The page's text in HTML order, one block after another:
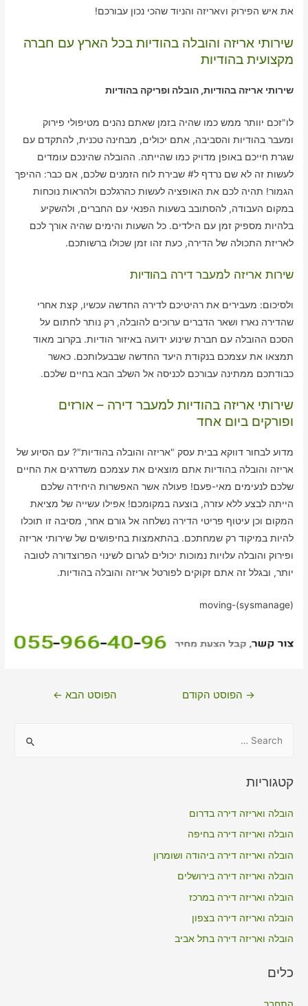
את איש הפירוק וvאריזה והניוד שהכי נכון עבורכם!
שירותי אריזה והובלה בהודיות בכל הארץ עם חברה
מקצועית בהודיות
שירותי אריזה בהודיות, הובלה ופריקה בהודיות
לו"זכם יוותר ממש כמו שהיה בזמן שאתם נהנים מטיפולי פירוק
ומעבר בהודיות והסביבה, אתם יכולים, מבחינה טכנית, להתקדם עם
שגרת חייכם באופן מדויק כמו שהייתה. ההובלה שהינכם עומדים
לעשות זה לא שם נרדף ל# שבירת לוח הזמנים שלכם, אם כבר: ההיפך
הגמור! תהיה לכם את האופציה לעשות כהרגלכם ולהראות נוכחות
במקום העבודה, להסתובב בשעות הפנאי עם החברים, ולהשקיע
בלהיות מספיק זמן עם הילדים. כל השעות והימים שהיה אורך לכם
לאריזת התכולה של הדירה, כעת זהו זמן שכולו ברשותכם.
שירות אריזה למעבר דירה בהודיות
ולסיכום: מעבירים את רהיטיכם לדירה החדשה עכשיו, קצת אחרי
שהדירה נארז ושאר הדברים ערוכים להובלה, רק נותר לחתום על
הסכם ההובלה עם חברת שינוע ידועה באיזור הודיות. בקרוב מאוד
תמצאו את עצמכם בנקודת היעד החדשה שבבעלותכם. כאשר
כבודתכם ממתינה עבורכם לכניסה אל השלב הבא בחיים שלכם.
שירותי אריזה בהודיות למעבר דירה – אורזים
ופורקים ביום אחד
מדוע לבחור דווקא בבית עסק "אריזה והובלה בהודיות"? עם הסיוע של
אריזה והובלה בהודיות אתם מוצאים את עצמכם משדרגים את החיים
שלכם לנעימים מאי-פעם! פעולה אשר האפשרות היחידה שלכם
הייתה לבצע ללא עזרה, בוצעה במקומכם! אפילו עשייה של מציאת
המקום וכן עיטוף פריטי הדירה נשלחה אל גורם אחר, מסיבה זו תוכלו
להיות במיקוד רק שמחתכם. בהתאמצות בחיפושים של שירותי אריזה
ופירוק והובלה עלויות נמוכות יכולים לגרום לשינוי הפרוצדורה לטובה
יותר, ובגלל זה אתם זקוקים לפורטל אריזה והובלה בהודיות.
moving-(sysmanage)
ניווט→ הפוסט הקודם הפוסט הבא ←
r
o
r
:
קטגוריות
הובלה ואריזה דירה בדרום
הובלה ואריזה דירה בחיפה
הובלה ואריזה דירה ביהודה ושומרון
הובלה ואריזה דירה בירושלים
הובלה ואריזה דירה במרכז
הובלה ואריזה דירה בצפון
הובלה ואריזה דירה בתל אביב
כלים